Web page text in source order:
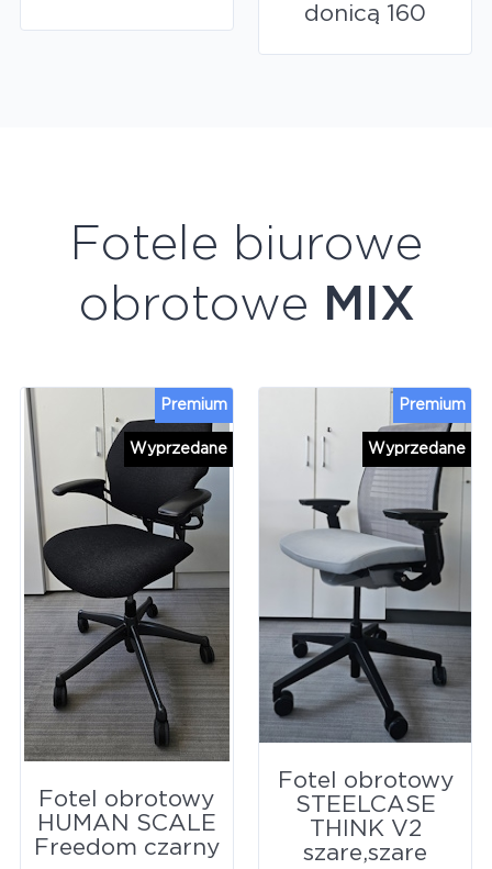
donicą 160
Fotele biurowe
obrotowe MIX
Wyprzedane
Premium
Fotel obrotowy
HUMAN SCALE
Freedom czarny
Wyprzedane
Premium
Fotel obrotowy
STEELCASE
THINK V2
szare,szare